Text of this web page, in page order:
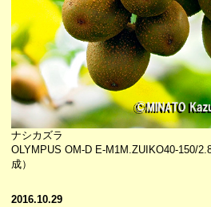
ナシカズラ
OLYMPUS OM-D E-M1M.ZUIKO40-150/
成）
2016.10.29